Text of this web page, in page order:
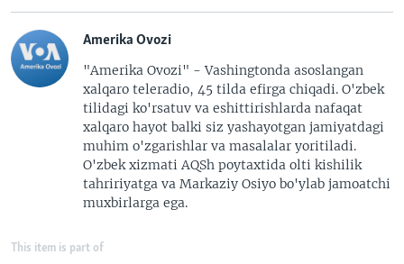
Amerika Ovozi
"Amerika Ovozi" - Vashingtonda asoslangan
xalqaro teleradio, 45 tilda efirga chiqadi. O'zbek
tilidagi ko'rsatuv va eshittirishlarda nafaqat
xalqaro hayot balki siz yashayotgan jamiyatdagi
muhim o'zgarishlar va masalalar yoritiladi.
O'zbek xizmati AQSh poytaxtida olti kishilik
tahririyatga va Markaziy Osiyo bo'ylab jamoatchi
muxbirlarga ega.
This item is part of